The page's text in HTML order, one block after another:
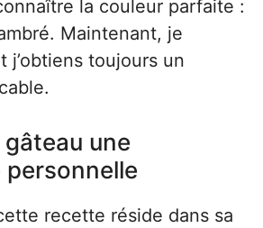
la couleur parfaite :
Maintenant, je
j’obtiens toujours un
gâteau une
recette réside dans sa